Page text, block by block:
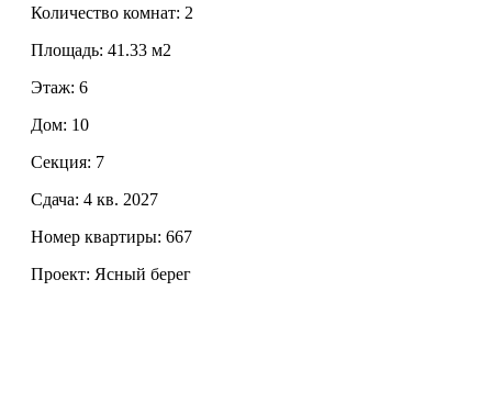
Количество комнат: 2
Площадь: 41.33 м2
Этаж: 6
Дом: 10
Секция: 7
Сдача: 4 кв. 2027
Номер квартиры: 667
Проект: Ясный берег